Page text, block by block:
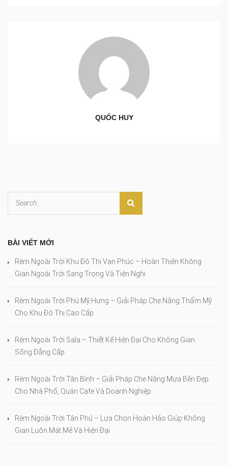
QUỐC HUY
BÀI VIẾT MỚI
Rèm Ngoài Trời Khu Đô Thị Vạn Phúc – Hoàn Thiện Không
Gian Ngoài Trời Sang Trọng Và Tiện Nghi
Rèm Ngoài Trời Phú Mỹ Hưng – Giải Pháp Che Nắng Thẩm Mỹ
Cho Khu Đô Thị Cao Cấp
Rèm Ngoài Trời Sala – Thiết Kế Hiện Đại Cho Không Gian
Sống Đẳng Cấp
Rèm Ngoài Trời Tân Bình – Giải Pháp Che Nắng Mưa Bền Đẹp
Cho Nhà Phố, Quán Cafe Và Doanh Nghiệp
Rèm Ngoài Trời Tân Phú – Lựa Chọn Hoàn Hảo Giúp Không
Gian Luôn Mát Mẻ Và Hiện Đại